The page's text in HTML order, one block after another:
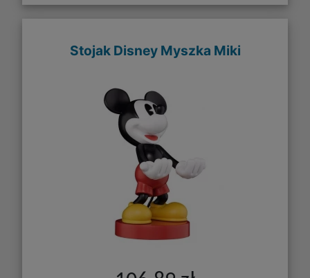
Stojak Disney Myszka Miki